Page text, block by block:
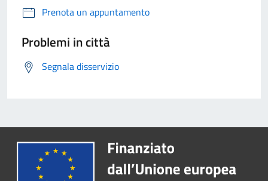
Prenota un appuntamento
Problemi in città
Segnala disservizio